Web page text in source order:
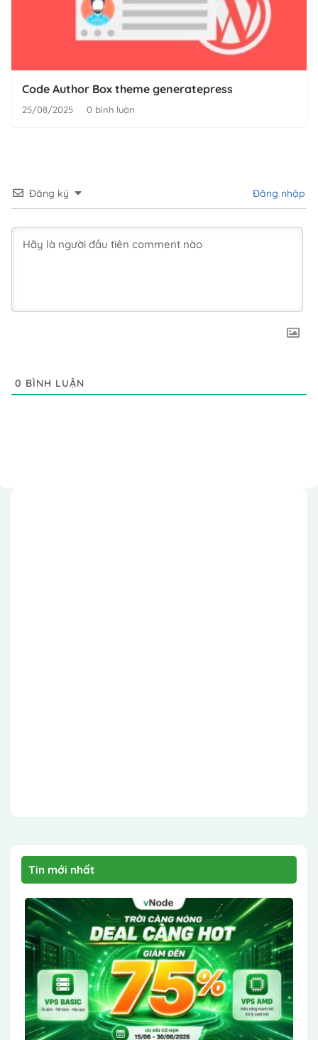
Code Author Box theme generatepress
25/08/2025 0 bình luận
Đăng ký Đăng nhập
0 BÌNH LUẬN
Tin mới nhất